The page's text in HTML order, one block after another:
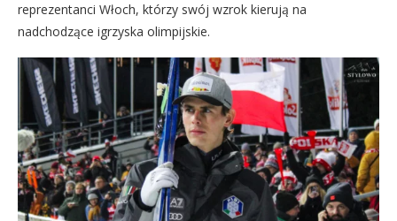
reprezentanci Włoch, którzy swój wzrok kierują na
nadchodzące igrzyska olimpijskie.